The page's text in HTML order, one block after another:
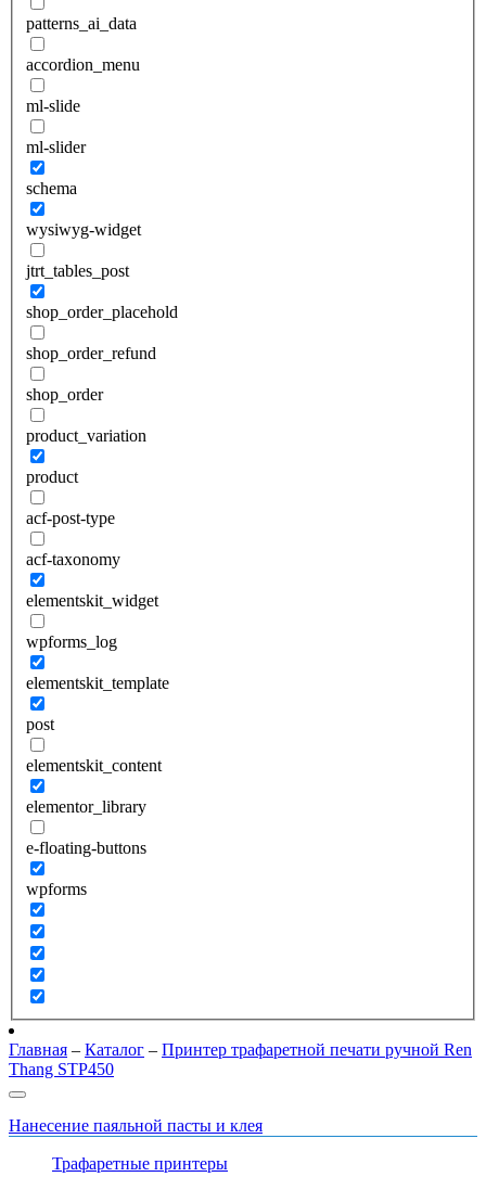
patterns_ai_data
accordion_menu
ml-slide
ml-slider
schema
wysiwyg-widget
jtrt_tables_post
shop_order_placehold
shop_order_refund
shop_order
product_variation
product
acf-post-type
acf-taxonomy
elementskit_widget
wpforms_log
elementskit_template
post
elementskit_content
elementor_library
e-floating-buttons
wpforms
Главная – Каталог – Принтер трафаретной печати ручной Ren
Thang STP450
Нанесение паяльной пасты и клея
Трафаретные принтеры